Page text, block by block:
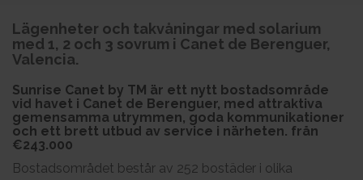
Lägenheter och takvåningar med solarium
med 1, 2 och 3 sovrum i Canet de Berenguer,
Valencia.
Sunrise Canet by TM är ett nytt bostadsområde
vid havet i Canet de Berenguer, med attraktiva
gemensamma utrymmen, goda kommunikationer
och ett brett utbud av service i närheten. från
€243.000
Bostadsområdet består av 252 bostäder i olika